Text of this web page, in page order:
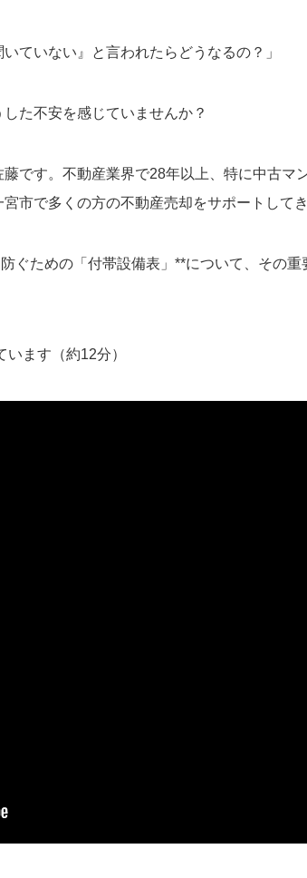
ていない』と言われたらどうなるの？」
た不安を感じていませんか？
です。不動産業界で28年以上、特に中古マ
市で多くの方の不動産売却をサポートしてき
ぐための「付帯設備表」**について、その重
ます（約12分）